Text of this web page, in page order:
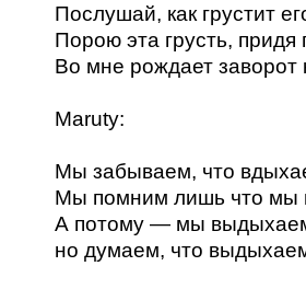
Послушай, как грустит
Порою эта грусть, придя
Во мне рождает заворот
Maruty:
Мы забываем, что
Мы помним лишь что
А потому — мы
но думаем, что